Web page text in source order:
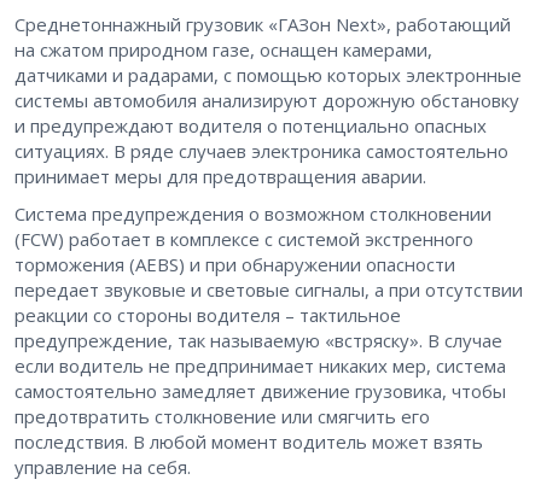
Среднетоннажный грузовик «ГАЗон Next», работающий
на сжатом природном газе, оснащен камерами,
датчиками и радарами, с помощью которых электронные
системы автомобиля анализируют дорожную обстановку
и предупреждают водителя о потенциально опасных
ситуациях. В ряде случаев электроника самостоятельно
принимает меры для предотвращения аварии.
Система предупреждения о возможном столкновении
(FCW) работает в комплексе с системой экстренного
торможения (AEBS) и при обнаружении опасности
передает звуковые и световые сигналы, а при отсутствии
реакции со стороны водителя – тактильное
предупреждение, так называемую «встряску». В случае
если водитель не предпринимает никаких мер, система
самостоятельно замедляет движение грузовика, чтобы
предотвратить столкновение или смягчить его
последствия. В любой момент водитель может взять
управление на себя.